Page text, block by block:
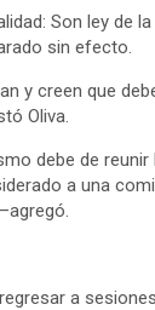
Son ley de
sin efecto.
y creen que
Oliva.
debe de
a una
a